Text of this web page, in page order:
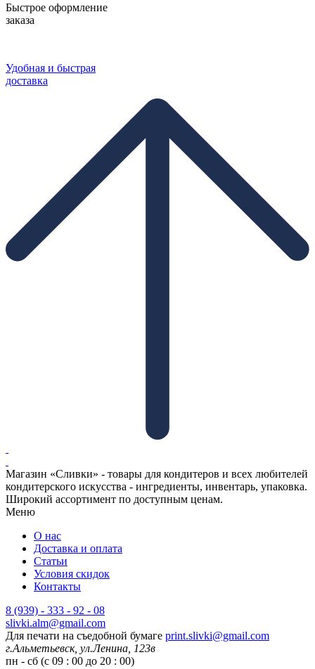
Быстрое оформление
заказа
Удобная и быстрая
доставка
Магазин «Сливки» - товары для кондитеров и всех любителей
кондитерского искусства - ингредиенты, инвентарь, упаковка.
Широкий ассортимент по доступным ценам.
Меню
О нас
Доставка и оплата
Статьи
Условия скидок
Контакты
8 (939) - 333 - 92 - 08
slivki.alm@gmail.com
Для печати на съедобной бумаге print.slivki@gmail.com
г.Альметьевск, ул.Ленина, 123в
пн - сб (с 09 : 00 до 20 : 00)